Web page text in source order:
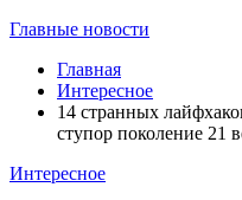
Главные новости
Главная
Интересное
14 странных
ступор поколение 21
Интересное